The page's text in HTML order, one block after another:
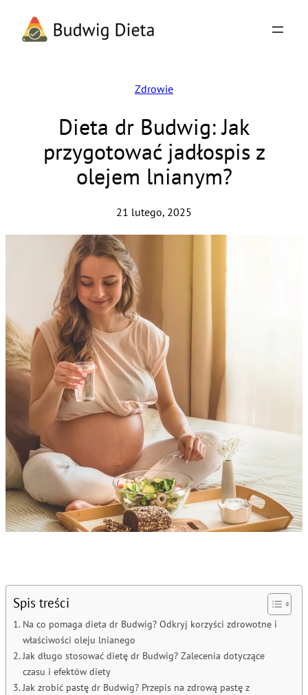
Przejdź
Zdrowie
Dieta dr Budwig: Jak
przygotować jadłospis z
olejem lnianym?
21 lutego, 2025
Spis treści
Na co pomaga dieta dr Budwig? Odkryj korzyści zdrowotne i
właściwości oleju lnianego
Jak długo stosować dietę dr Budwig? Zalecenia dotyczące
czasu i efektów diety
Jak zrobić pastę dr Budwig? Przepis na zdrową pastę z